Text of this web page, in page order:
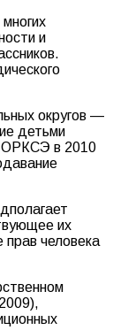
и
округов —
детьми
ОРКСЭ в 2010
их
человека